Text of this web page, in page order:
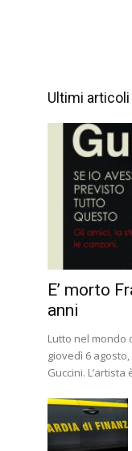
Ultimi articoli
E’ morto
anni
Lutto nel mondo
giovedì 6
Guccini. L’artista